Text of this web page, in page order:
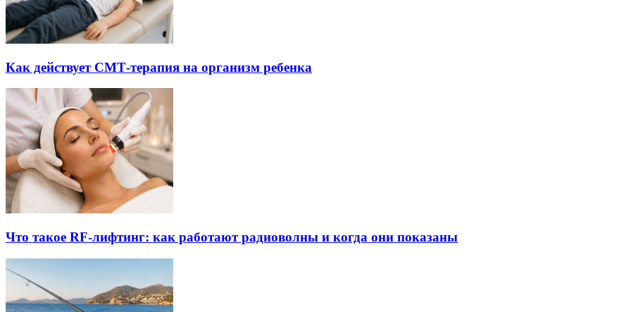
Как действует СМТ-терапия на организм ребенка
Что такое RF-лифтинг: как работают радиоволны и когда они показаны